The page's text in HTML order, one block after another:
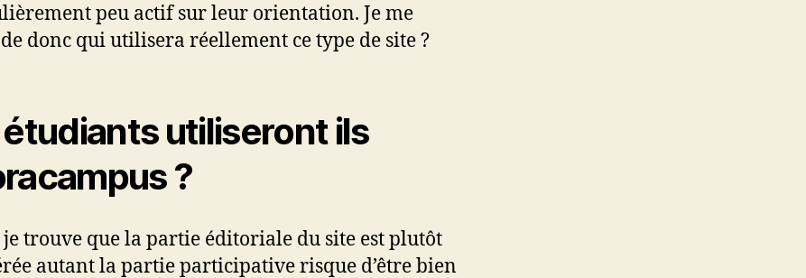
peu actif sur leur orientation. Je me
donc qui utilisera réellement ce type de site ?
utiliseront ils
?
trouve que la partie éditoriale du site est plutôt
autant la partie participative risque d’être bien